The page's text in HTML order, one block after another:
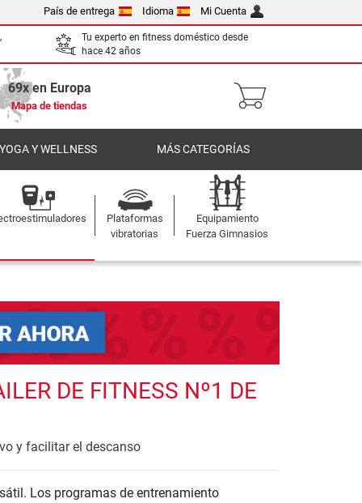
País de entrega Idioma Mi Cuenta
Tu experto en fitness doméstico desde
hace 42 años
69x en Europa
Mapa de tiendas
Y WELLNESS MÁS CATEGORÍAS
Plataformas
vibratorias
Equipamiento
Fuerza Gimnasios
DE FITNESS Nº1 DE
y facilitar el descanso
Los programas de entrenamiento